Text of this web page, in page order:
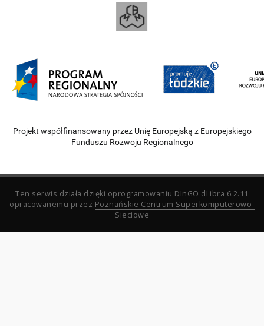
Projekt współfinansowany przez Unię Europejską z Europejskiego
Funduszu Rozwoju Regionalnego
Ten serwis działa dzięki oprogramowaniu DInGO dLibra 6.2.11
opracowanemu przez Poznańskie Centrum Superkomputerowo-
Sieciowe